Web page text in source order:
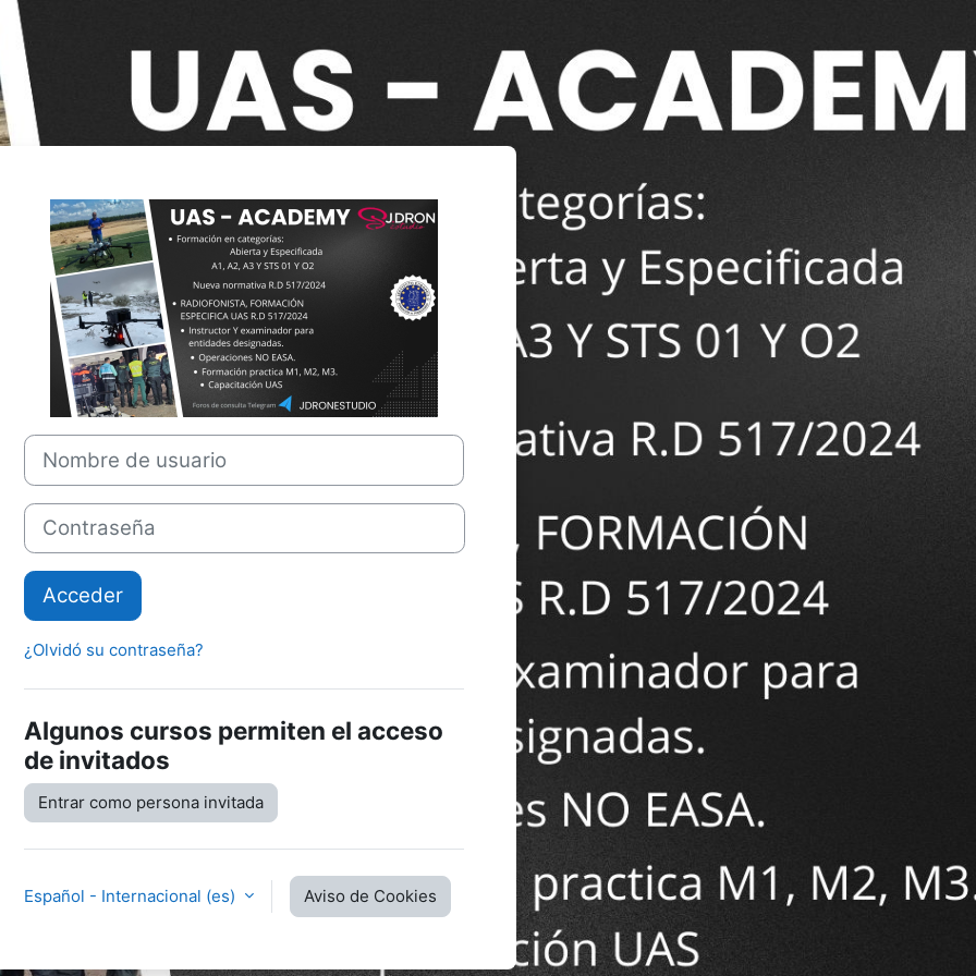
Entrar a JDRONESTUDIO - ESCUELA DE
Nombre de usuario
Contraseña
Acceder
¿Olvidó su contraseña?
Algunos cursos permiten el acceso
de invitados
Entrar como persona invitada
Español - Internacional ‎(es)‎ Aviso de Cookies